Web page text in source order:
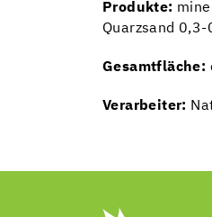
Produkte:
Quarzsand
Gesamtfläche:
Verarbeiter: